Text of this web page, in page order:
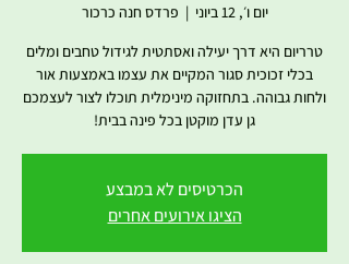
יום ו׳, 12 ביוני
  |
פרדס חנה כרכור
טרריום היא דרך יעילה ואסתטית לגידול טחבים ומלים
בכלי זכוכית סגור המקיים את עצמו באמצעות אור
ולחות גבוהה. בתחזוקה מינימלית תוכלו לצור לעצמכם
גן עדן מוקטן בכל פינה בבית!
הכרטיסים לא במבצע
הציגו אירועים אחרים